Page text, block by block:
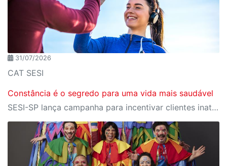
31/07/2026
CAT SESI
Constância é o segredo para uma vida mais saudável
SESI-SP lança campanha para incentivar clientes inativos a retomarem a prática de atividades físicas, esporte e lazer com benefícios exclusivos